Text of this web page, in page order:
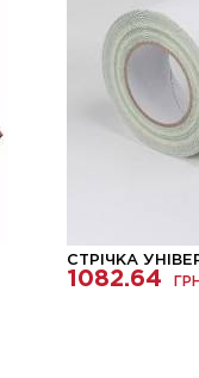
СТРІЧКА
1082.64